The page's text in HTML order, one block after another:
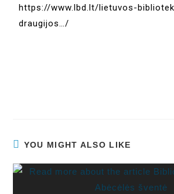
https://www.lbd.lt/lietuvos-
draugijos…/
YOU MIGHT ALSO LIKE